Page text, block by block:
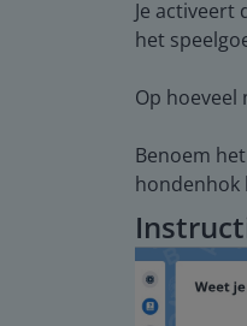
Je
het
Op hoeveel
Benoem
hondenhok